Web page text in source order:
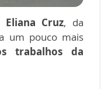
Eliana Cruz, da
um pouco mais
trabalhos da